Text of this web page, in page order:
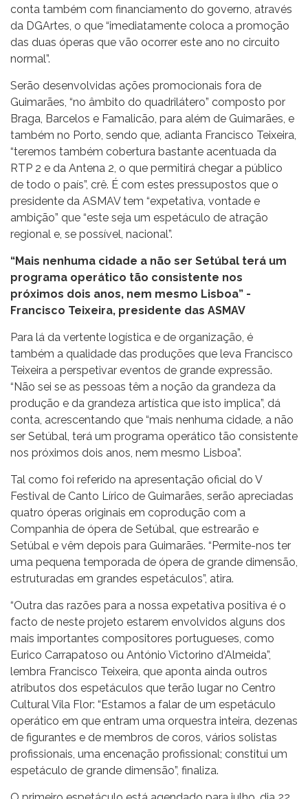
conta também com financiamento do governo, através
da DGArtes, o que “imediatamente coloca a promoção
das duas óperas que vão ocorrer este ano no circuito
normal”.
Serão desenvolvidas ações promocionais fora de
Guimarães, “no âmbito do quadrilátero” composto por
Braga, Barcelos e Famalicão, para além de Guimarães, e
também no Porto, sendo que, adianta Francisco Teixeira,
“teremos também cobertura bastante acentuada da
RTP 2 e da Antena 2, o que permitirá chegar a público
de todo o país”, crê. É com estes pressupostos que o
presidente da ASMAV tem “expetativa, vontade e
ambição” que “este seja um espetáculo de atração
regional e, se possível, nacional”.
“Mais nenhuma cidade a não ser Setúbal terá um
programa operático tão consistente nos
próximos dois anos, nem mesmo Lisboa” -
Francisco Teixeira, presidente das ASMAV
Para lá da vertente logística e de organização, é
também a qualidade das produções que leva Francisco
Teixeira a perspetivar eventos de grande expressão.
“Não sei se as pessoas têm a noção da grandeza da
produção e da grandeza artística que isto implica”, dá
conta, acrescentando que “mais nenhuma cidade, a não
ser Setúbal, terá um programa operático tão consistente
nos próximos dois anos, nem mesmo Lisboa”.
Tal como foi referido na apresentação oficial do V
Festival de Canto Lírico de Guimarães, serão apreciadas
quatro óperas originais em coprodução com a
Companhia de ópera de Setúbal, que estrearão e
Setúbal e vêm depois para Guimarães. “Permite-nos ter
uma pequena temporada de ópera de grande dimensão,
estruturadas em grandes espetáculos”, atira.
“Outra das razões para a nossa expetativa positiva é o
facto de neste projeto estarem envolvidos alguns dos
mais importantes compositores portugueses, como
Eurico Carrapatoso ou António Victorino d'Almeida”,
lembra Francisco Teixeira, que aponta ainda outros
atributos dos espetáculos que terão lugar no Centro
Cultural Vila Flor: “Estamos a falar de um espetáculo
operático em que entram uma orquestra inteira, dezenas
de figurantes e de membros de coros, vários solistas
profissionais, uma encenação profissional; constitui um
espetáculo de grande dimensão”, finaliza.